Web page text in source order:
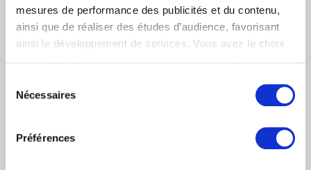
mesures de performance des publicités et du contenu,
ainsi que de réaliser des études d’audience, favorisant
ainsi le développement de services. Vous avez le choix
tout moment en consultant la Déclaration relative aux
cookies ou en cliquant sur l'icône de confidentialité.
Si vous le permettez, nous aimerions également :
Nécessaires
Préférences
Comment
sélectionner
votre futur
externe ? Les 7
Comment comparer
Visite des
locaux des Call
signes que le
plateau tourne
préparer votre visite,